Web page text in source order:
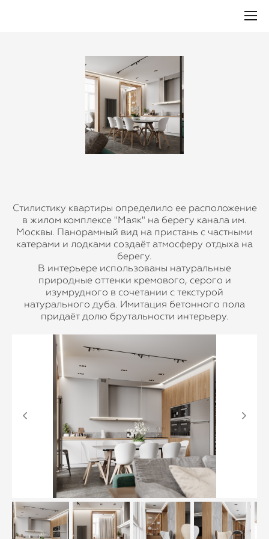
Стилистику квартиры определило ее расположение
в жилом комплексе "Маяк" на берегу канала им.
Москвы. Панорамный вид на пристань с частными
катерами и лодками создаёт атмосферу отдыха на
берегу.
В интерьере использованы натуральные
природные оттенки кремового, серого и
изумрудного в сочетании с текстурой
натурального дуба. Имитация бетонного пола
придаёт долю брутальности интерьеру.